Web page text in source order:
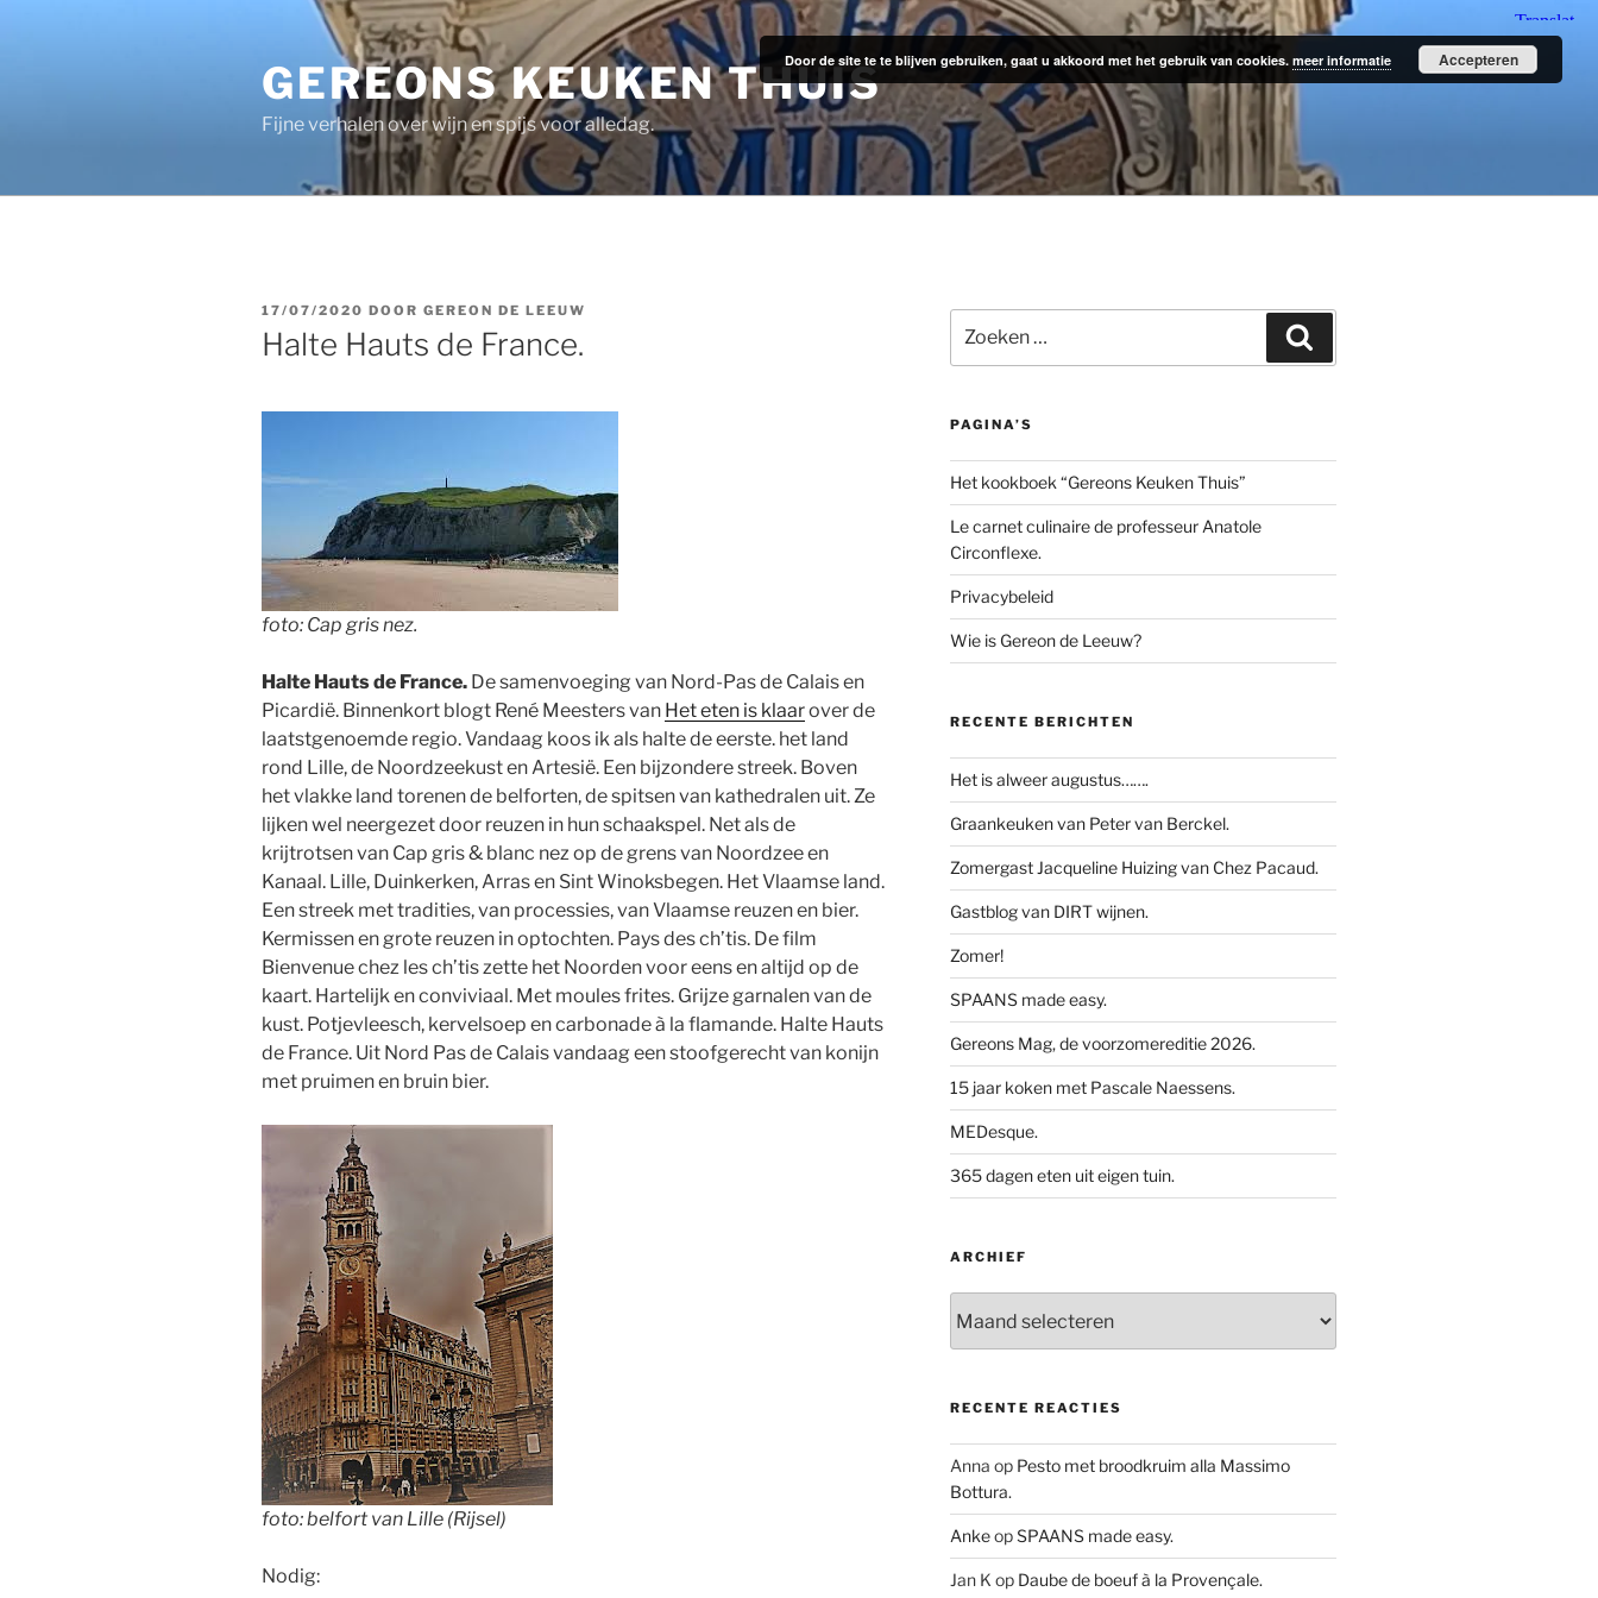
GEREONS KEUKEN THUIS
Fijne verhalen over wijn en spijs voor alledag.
GEPLAATST
OP
17/07/2020 DOOR GEREON DE LEEUW
Halte Hauts de France.
foto: Cap gris nez.
Halte Hauts de France. De samenvoeging van Nord-Pas de Calais en
Picardië. Binnenkort blogt René Meesters van Het eten is klaarover de
laatstgenoemde regio. Vandaag koos ik als halte de eerste. het land
rond Lille, de Noordzeekust en Artesië. Een bijzondere streek. Boven
het vlakke land torenen de belforten, de spitsen van kathedralen uit. Ze
lijken wel neergezet door reuzen in hun schaakspel. Net als de
krijtrotsen van Cap gris & blanc nez op de grens van Noordzee en
Kanaal. Lille, Duinkerken, Arras en Sint Winoksbegen. Het Vlaamse land.
Een streek met tradities, van processies, van Vlaamse reuzen en bier.
Kermissen en grote reuzen in optochten. Pays des ch’tis. De film
Bienvenue chez les ch’tis zette het Noorden voor eens en altijd op de
kaart. Hartelijk en conviviaal. Met moules frites. Grijze garnalen van de
kust. Potjevleesch, kervelsoep en carbonade à la flamande. Halte Hauts
de France. Uit Nord Pas de Calais vandaag een stoofgerecht van konijn
met pruimen en bruin bier.
foto: belfort van Lille (Rijsel)
Nodig:
naar:
PAGINA’S
Het kookboek “Gereons Keuken Thuis”
Le carnet culinaire de professeur Anatole
Circonflexe.
Privacybeleid
Wie is Gereon de Leeuw?
RECENTE BERICHTEN
Het is alweer augustus…….
Graankeuken van Peter van Berckel.
Zomergast Jacqueline Huizing van Chez Pacaud.
Gastblog van DIRT wijnen.
Zomer!
SPAANS made easy.
Gereons Mag, de voorzomereditie 2026.
15 jaar koken met Pascale Naessens.
MEDesque.
365 dagen eten uit eigen tuin.
ARCHIEF
RECENTE REACTIES
Anna op Pesto met broodkruim alla Massimo
Bottura.
AnkeopSPAANS made easy.
Jan K op Daube de boeuf à la Provençale.
Door de site te te blijven gebruiken, gaat u akkoord met het gebruik van cookies. meer informatie Accepteren